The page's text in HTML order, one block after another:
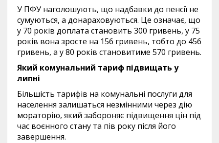
У ПФУ наголошують, що надбавки до пенсії не
сумуються, а донараховуються. Це означає, що
у 70 років доплата становить 300 гривень, у 75
років вона зросте на 156 гривень, тобто до 456
гривень, а у 80 років становитиме 570 гривень.
Який комунальний тариф підвищать у
липні
Більшість тарифів на комунальні послуги для
населення залишаться незмінними через дію
мораторію, який забороняє підвищення цін під
час воєнного стану та пів року після його
завершення.